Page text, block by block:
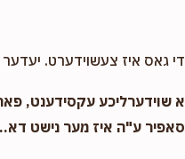
די גאס איז צעשוידערט.
א שוידערליכע עקסידענט,
סאפיר ע"ה איז מער נישט דא...